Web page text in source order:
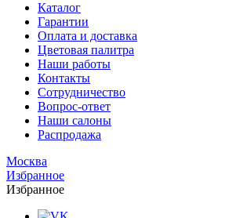
Каталог
Гарантии
Оплата и доставка
Цветовая палитра
Наши работы
Контакты
Сотрудничество
Вопрос-ответ
Наши салоны
Распродажа
Москва
Избранное
Избранное